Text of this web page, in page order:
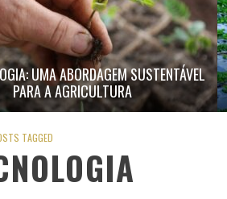
UMA ABORDAGEM SUSTENTÁVEL
PARA A AGRICULTURA
TAGGED